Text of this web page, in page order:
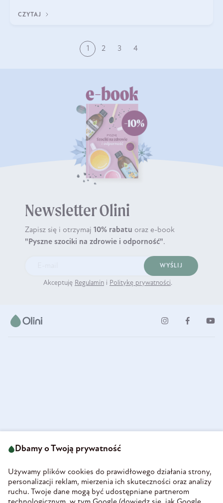
CZYTAJ
1 2 3 4
Newsletter Olini
Zapisz się i otrzymaj 10% rabatu oraz e-book
"Pyszne szociki na zdrowie i odporność".
WYŚLIJ
Akceptuję Regulamin i Politykę prywatności.
58-160 Świebodzice
REGON 890213034
INFORMACJE
Dbamy o Twoją prywatność
Używamy plików cookies do prawidłowego działania strony,
personalizacji reklam, mierzenia ich skuteczności oraz analizy
ruchu. Twoje dane mogą być udostępniane partnerom